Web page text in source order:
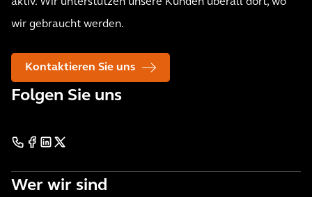
wir gebraucht werden.
Kontaktieren Sie uns
Folgen Sie uns
Wer wir sind